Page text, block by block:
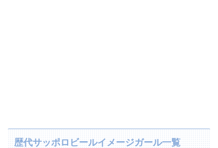
歴代サッポロビールイメージガール一覧